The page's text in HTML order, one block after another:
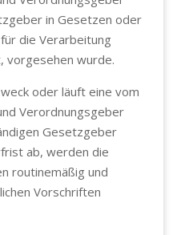
in Gesetzen oder
die Verarbeitung
vorgesehen wurde.
oder läuft eine vom
Verordnungsgeber
Gesetzgeber
ab, werden die
routinemäßig und
Vorschriften